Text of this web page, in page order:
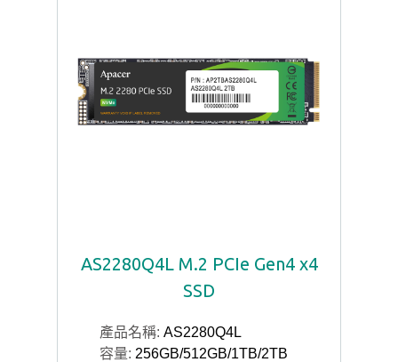
AS2280Q4L M.2 PCIe Gen4 x4
SSD
產品名稱: AS2280Q4L
容量: 256GB/512GB/1TB/2TB